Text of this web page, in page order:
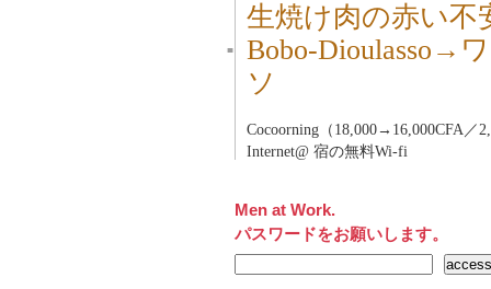
■
生焼け肉の赤い不
Bobo-Dioulasso→
ソ
Cocoorning（18,000→16,000CFA／
Internet@ 宿の無料Wi-fi
Men at Work.
パスワードをお願いします。